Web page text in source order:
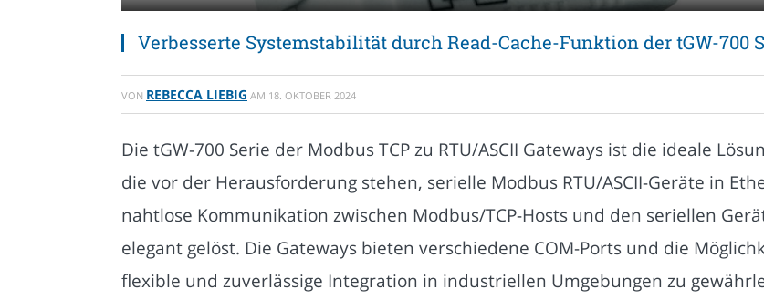
Verbesserte Systemstabilität durch Read-Cache-Funktion der tGW-700
VON REBECCA LIEBIG AM 18. OKTOBER 2024
Die tGW-700 Serie der Modbus TCP zu RTU/ASCII Gateways ist die ideale
die vor der Herausforderung stehen, serielle Modbus RTU/ASCII-Geräte in
nahtlose Kommunikation zwischen Modbus/TCP-Hosts und den seriellen
elegant gelöst. Die Gateways bieten verschiedene COM-Ports und die
flexible und zuverlässige Integration in industriellen Umgebungen zu